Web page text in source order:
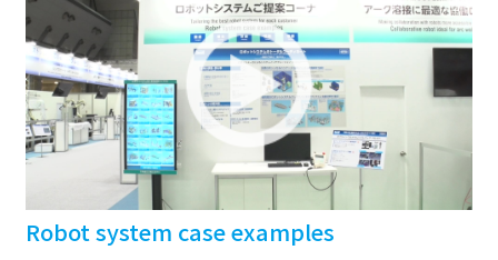
Robot system case examples